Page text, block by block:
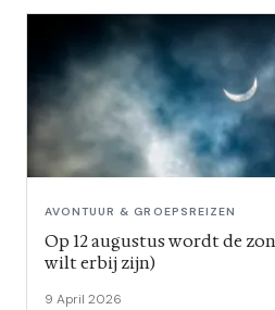
AVONTUUR & GROEPSREIZEN
Op 12 augustus wordt de
wilt erbij zijn)
9 April 2026